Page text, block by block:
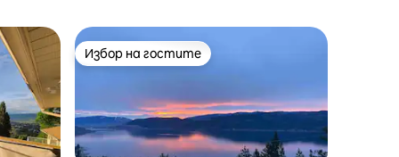
Избор на гостите
Избор на гостите